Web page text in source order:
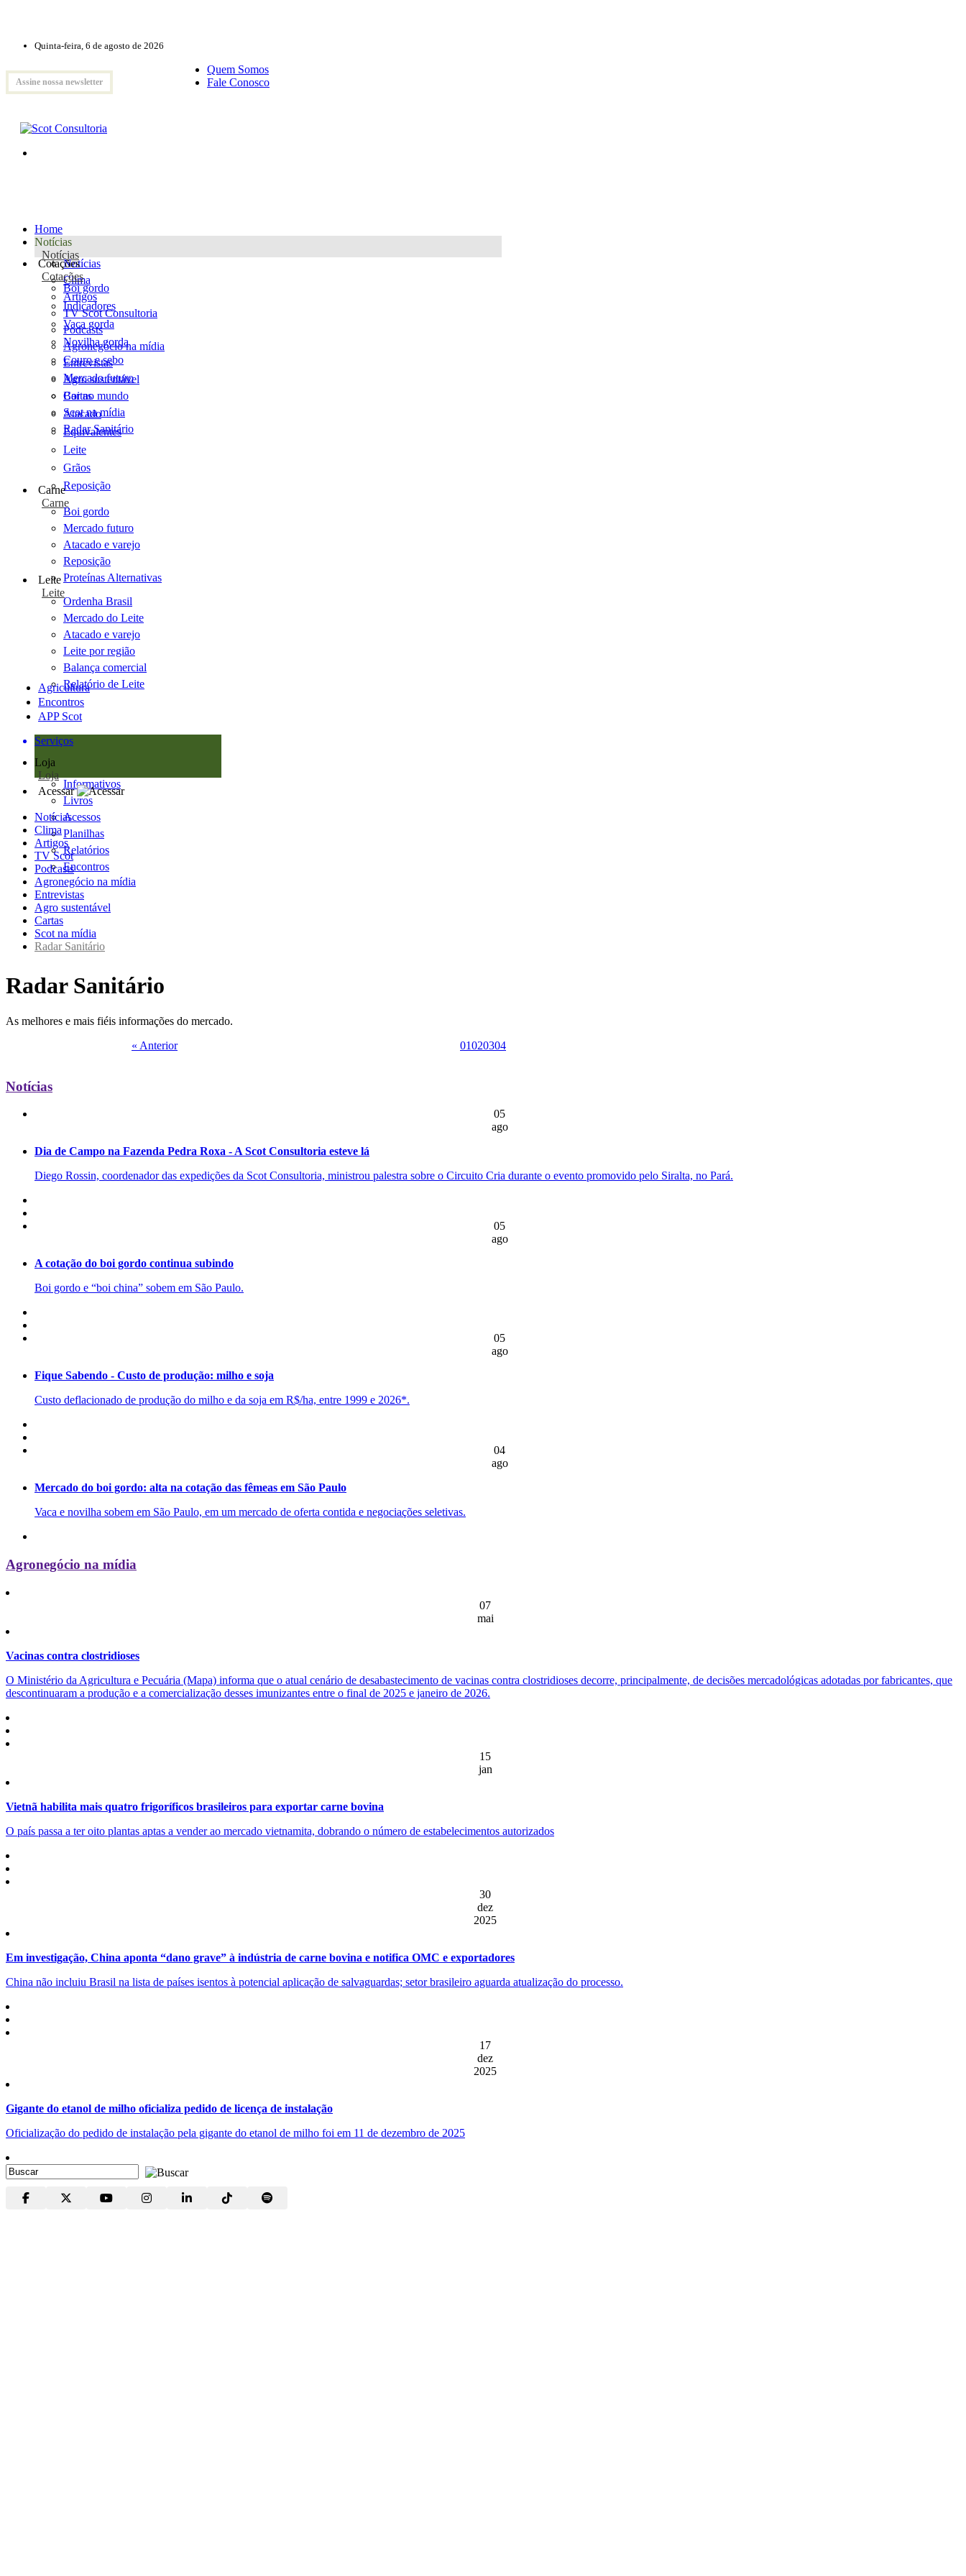
Quinta-feira, 6 de agosto de 2026
Assine nossa newsletter
Quem Somos
Fale Conosco
Home
Notícias
Notícias
Notícias
Clima
Artigos
TV Scot Consultoria
Podcasts
Agronegócio na mídia
Entrevistas
Agro sustentável
Cartas
Scot na mídia
Radar Sanitário
Cotações
Cotações
Boi gordo
Indicadores
Vaca gorda
Novilha gorda
Couro e sebo
Mercado futuro
Boi no mundo
Atacado
Equivalentes
Leite
Grãos
Reposição
Carne
Carne
Boi gordo
Mercado futuro
Atacado e varejo
Reposição
Proteínas Alternativas
Leite
Leite
Ordenha Brasil
Mercado do Leite
Atacado e varejo
Leite por região
Balança comercial
Relatório de Leite
Agricultura
Encontros
APP Scot
Serviços
Loja
Loja
Informativos
Livros
Acessos
Planilhas
Relatórios
Encontros
Acessar
Notícias
Clima
Artigos
TV Scot
Podcasts
Agronegócio na mídia
Entrevistas
Agro sustentável
Cartas
Scot na mídia
Radar Sanitário
Radar Sanitário
As melhores e mais fiéis informações do mercado.
« Anterior
01020304
Notícias
05
ago
Dia de Campo na Fazenda Pedra Roxa - A Scot Consultoria esteve lá
Diego Rossin, coordenador das expedições da Scot Consultoria, ministrou palestra sobre o Circuito Cria durante o evento promovido pelo Siralta, no Pará.
05
ago
A cotação do boi gordo continua subindo
Boi gordo e “boi china” sobem em São Paulo.
05
ago
Fique Sabendo - Custo de produção: milho e soja
Custo deflacionado de produção do milho e da soja em R$/ha, entre 1999 e 2026*.
04
ago
Mercado do boi gordo: alta na cotação das fêmeas em São Paulo
Vaca e novilha sobem em São Paulo, em um mercado de oferta contida e negociações seletivas.
Agronegócio na mídia
07
mai
Vacinas contra clostridioses
O Ministério da Agricultura e Pecuária (Mapa) informa que o atual cenário de desabastecimento de vacinas contra clostridioses decorre, principalmente, de decisões mercadológicas adotadas por fabricantes, que
descontinuaram a produção e a comercialização desses imunizantes entre o final de 2025 e janeiro de 2026.
15
jan
Vietnã habilita mais quatro frigoríficos brasileiros para exportar carne bovina
O país passa a ter oito plantas aptas a vender ao mercado vietnamita, dobrando o número de estabelecimentos autorizados
30
dez
2025
Em investigação, China aponta “dano grave” à indústria de carne bovina e notifica OMC e exportadores
China não incluiu Brasil na lista de países isentos à potencial aplicação de salvaguardas; setor brasileiro aguarda atualização do processo.
17
dez
2025
Gigante do etanol de milho oficializa pedido de licença de instalação
Oficialização do pedido de instalação pela gigante do etanol de milho foi em 11 de dezembro de 2025